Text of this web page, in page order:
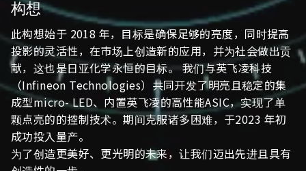
规格